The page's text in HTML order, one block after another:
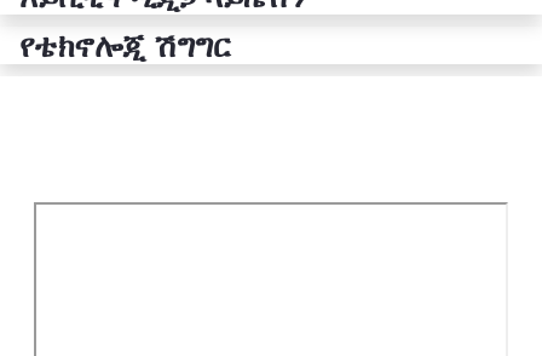
የቴክኖሎጂ ሽግግር